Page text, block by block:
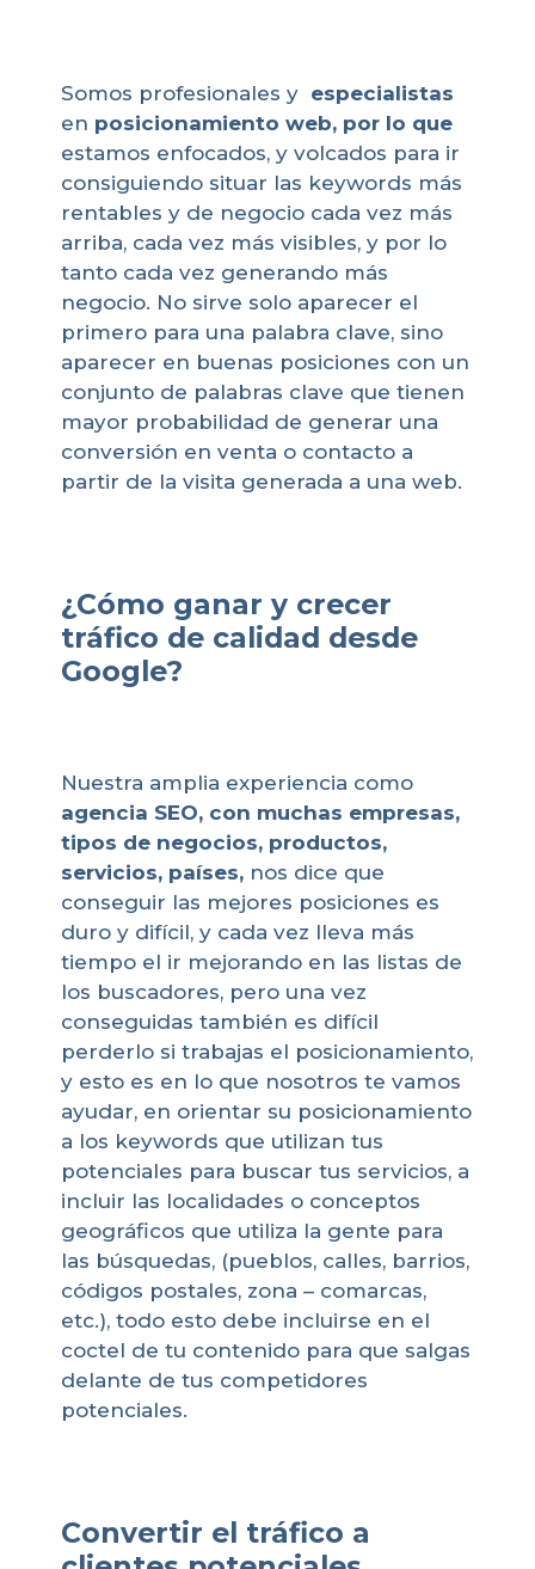
Somos profesionales y especialistas
en posicionamiento web, por lo que
estamos enfocados, y volcados para ir
consiguiendo situar las keywords más
rentables y de negocio cada vez más
arriba, cada vez más visibles, y por lo
tanto cada vez generando más
negocio. No sirve solo aparecer el
primero para una palabra clave, sino
aparecer en buenas posiciones con un
conjunto de palabras clave que tienen
mayor probabilidad de generar una
conversión en venta o contacto a
partir de la visita generada a una web.
¿Cómo ganar y crecer
tráfico de calidad desde
Google?
Nuestra amplia experiencia como
agencia SEO, con muchas empresas,
tipos de negocios, productos,
servicios, países, nos dice que
conseguir las mejores posiciones es
duro y difícil, y cada vez lleva más
tiempo el ir mejorando en las listas de
los buscadores, pero una vez
conseguidas también es difícil
perderlo si trabajas el posicionamiento,
y esto es en lo que nosotros te vamos
ayudar, en orientar su posicionamiento
a los keywords que utilizan tus
potenciales para buscar tus servicios, a
incluir las localidades o conceptos
geográficos que utiliza la gente para
las búsquedas, (pueblos, calles, barrios,
códigos postales, zona – comarcas,
etc.), todo esto debe incluirse en el
coctel de tu contenido para que salgas
delante de tus competidores
potenciales.
Convertir el tráfico a